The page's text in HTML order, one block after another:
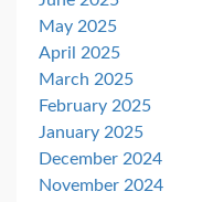
May 2025
April 2025
March 2025
February 2025
January 2025
December 2024
November 2024